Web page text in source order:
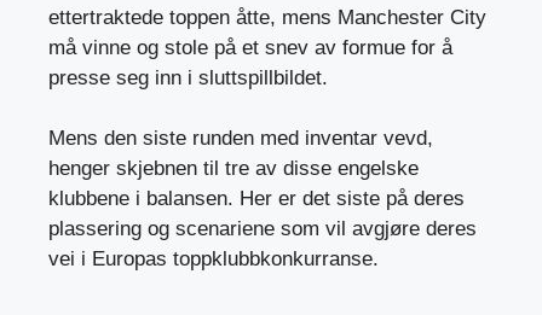
ettertraktede toppen åtte, mens Manchester City
må vinne og stole på et snev av formue for å
presse seg inn i sluttspillbildet.
Mens den siste runden med inventar vevd,
henger skjebnen til tre av disse engelske
klubbene i balansen. Her er det siste på deres
plassering og scenariene som vil avgjøre deres
vei i Europas toppklubbkonkurranse.